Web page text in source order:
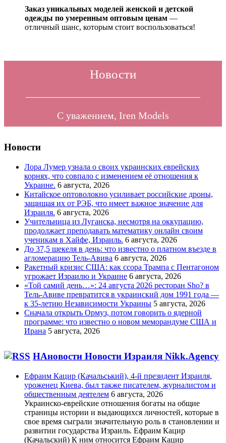
Заказ уникальных моделей женской и детской
одежды по умеренным оптовым ценам —
отличный шанс, которым стоит воспользоваться!
Новости
С уважением, Iren Models
Новости
Лора Лумер узнала о своих украинских еврейских
корнях, что совпало с изменением её отношения к
Украине. 6 августа, 2026
Китайское оптоволокно усиливает российские дроны,
защищая их от РЭБ, что имеет важное значение для
Израиля. 6 августа, 2026
Учительница из Луганска, несмотря на оккупацию,
продолжает преподавать математику онлайн своим
ученикам в Хайфе, Израиль. 6 августа, 2026
До 37,5 шекеля в день: что известно о платном въезде в
агломерацию Тель-Авива 6 августа, 2026
Ракетный кризис США: как ссора Трампа с Пентагоном
угрожает Израилю и Украине 6 августа, 2026
«Той самий день…»: 24 августа 2026 ресторан Sho? в
Тель-Авиве превратится в украинский дом 1991 года —
к 35-летию Независимости Украины 5 августа, 2026
Сначала открыть Ормуз, потом говорить о ядерной
программе: что известно о новом меморандуме США и
Ирана 5 августа, 2026
НАновости Новости Израиля Nikk.Agency
Ефраим Кацир (Качальський), 4-й президент Израиля,
уроженец Киева, был также писателем, журналистом и
общественным деятелем 6 августа, 2026
Украинско-еврейские отношения богаты на общие
страницы истории и выдающихся личностей, которые в
свое время сыграли значительную роль в становлении и
развитии государства Израиль. Ефраим Кацир
(Качальский) К ним относится Ефраим Кацир